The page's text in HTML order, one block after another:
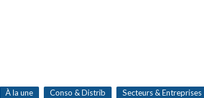
À la une Conso & Distrib Secteurs & Entreprises